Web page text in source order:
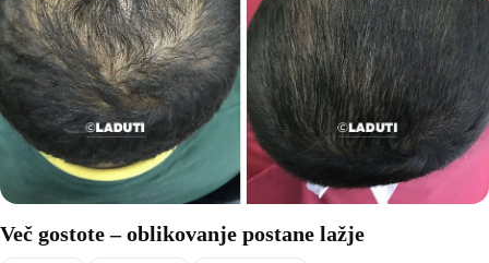
Več gostote – oblikovanje postane lažje